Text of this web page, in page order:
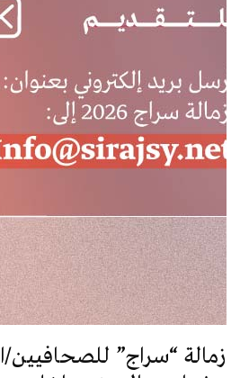
زمالة “سراج” للصحافيين/